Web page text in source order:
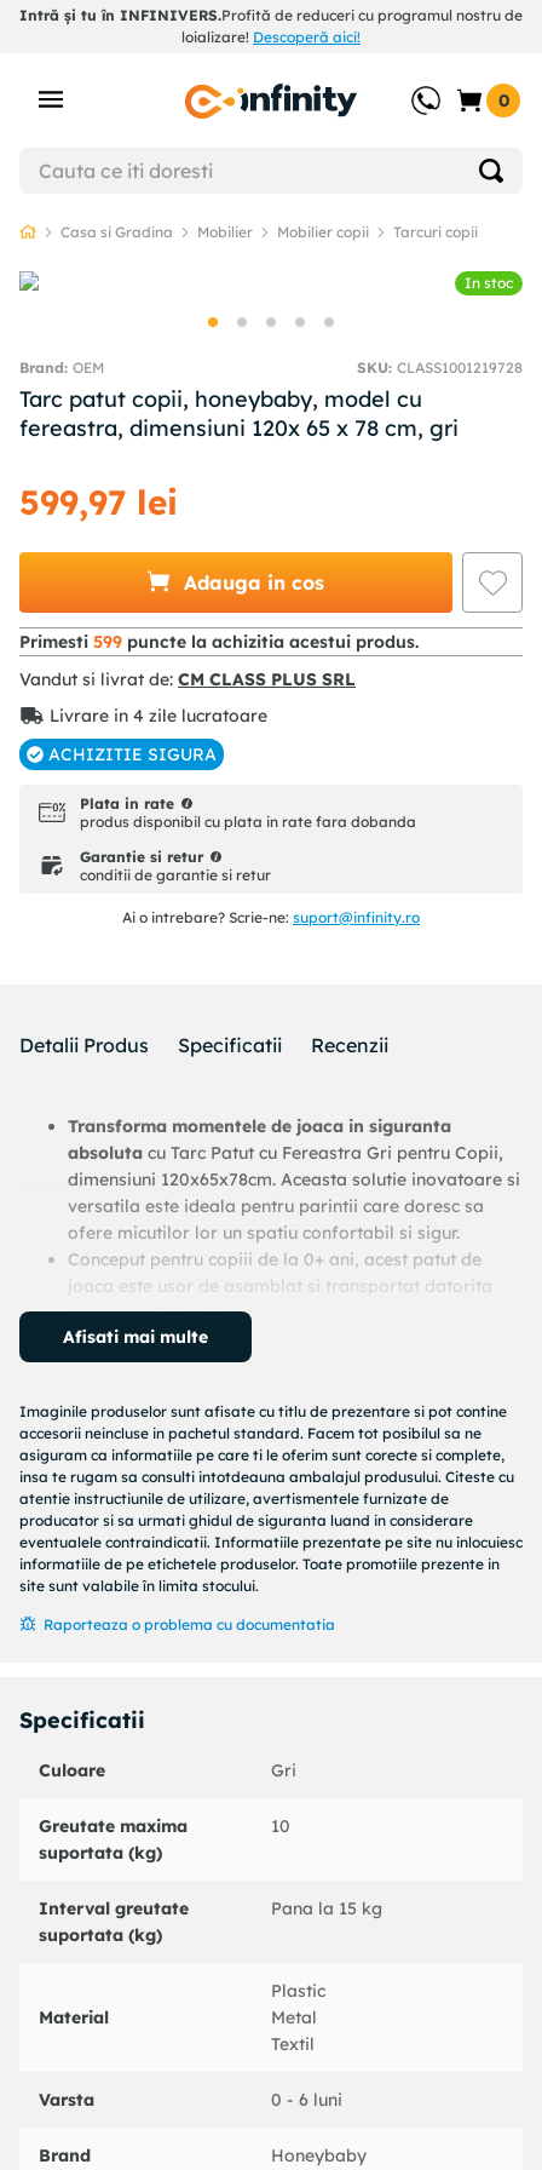
Intră și tu în INFINIVERS.Profită de reduceri cu programul nostru de
loializare! Descoperă aici!
0
Casa si Gradina Mobilier Mobilier copii Tarcuri copii
In stoc
OEM SKU: CLASS1001219728
Tarc patut copii, honeybaby, model cu
fereastra, dimensiuni 120x 65 x 78 cm, gri
599,97 lei
Adauga in cos
Primesti 599 puncte la achizitia acestui produs.
Vandut si livrat de: CM CLASS PLUS SRL
Livrare in 4 zile lucratoare
ACHIZITIE SIGURA
Plata in rate
produs disponibil cu plata in rate fara dobanda
Garantie si retur
conditii de garantie si retur
Ai o intrebare? Scrie-ne: suport@infinity.ro
Detalii Produs Specificatii Recenzii
Transforma momentele de joaca in siguranta
absoluta cu Tarc Patut cu Fereastra Gri pentru Copii,
dimensiuni 120x65x78cm. Aceasta solutie inovatoare si
versatila este ideala pentru parintii care doresc sa
ofere micutilor lor un spatiu confortabil si sigur.
Conceput pentru copiii de la 0+ ani, acest patut de
joaca este usor de asamblat si transportat datorita
mecanismului sau simplu de pliere. Materialul textil
poate fi usor indepartat si spalat, asigurand un mediu
curat si igienic pentru micutul tau.
functionalitate, permitand accesul usor si rapid, in
timp ce designul sau prietenos unisex si culoarea gri se
integreaza perfect in orice decor.
Realizat conform standardului european EN716, acest
patut de joaca promite nu doar confort, ci si protectie,
oferind un plus de incredere si liniste sufleteasca
parintilor grijulii.
79x22x22cm, asigura economisirea spatiului si
intr-o aventura sigura si fericita pentru copilul tau!
Afisati mai multe
Imaginile produselor sunt afisate cu titlu de prezentare si pot contine
accesorii neincluse in pachetul standard. Facem tot posibilul sa ne
asiguram ca informatiile pe care ti le oferim sunt corecte si complete,
insa te rugam sa consulti intotdeauna ambalajul produsului. Citeste cu
atentie instructiunile de utilizare, avertismentele furnizate de
producator si sa urmati ghidul de siguranta luand in considerare
eventualele contraindicatii. Informatiile prezentate pe site nu inlocuiesc
informatiile de pe etichetele produselor. Toate promotiile prezente in
site sunt valabile în limita stocului.
Raporteaza o problema cu documentatia
Specificatii
Culoare Gri
Greutate maxima
suportata (kg)
10
Interval greutate
suportata (kg)
Pana la 15 kg
Material
Plastic
Metal
Textil
Varsta 0 - 6 luni
Brand Honeybaby